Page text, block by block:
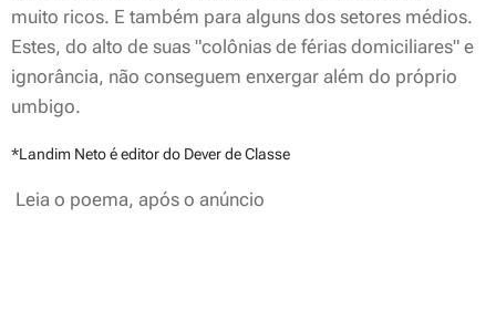
muito ricos. E também para alguns dos setores médios.
Estes, do alto de suas "colônias de férias domiciliares" e
ignorância, não conseguem enxergar além do próprio
umbigo.
*Landim Netoé editor do Dever de Classe
Leia o poema, após o anúncio